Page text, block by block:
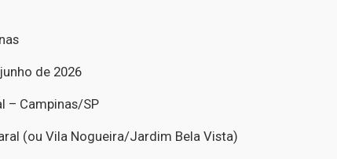
de 2026
– Campinas/SP
(ou Vila Nogueira/Jardim Bela Vista)